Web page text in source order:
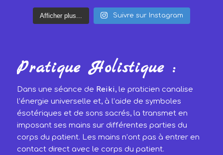
Afficher plus... Suivre sur Instagram
Pratique Holistique :
Dans une séance de Reiki, le praticien canalise
l’énergie universelle et, à l’aide de symboles
ésotériques et de sons sacrés, la transmet en
imposant ses mains sur différentes parties du
corps du patient. Les mains n’ont pas à entrer en
contact direct avec le corps du patient.